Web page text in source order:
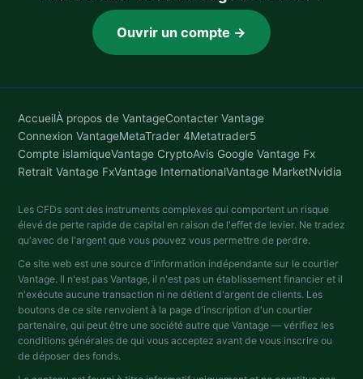
Ouvrir un compte →
AccueilÀ propos de VantageContacter Vantage
Connexion VantageMetaTrader 4Metatrader5
Compte islamiqueVantage CryptoAvis Google Vantage Fx
Retrait Vantage FxVantage InternationalVantage MarketNvidia
Les CFDs sont des instruments complexes qui comportent un risque
élevé de perte rapide de capital en raison de l'effet de levier. Ne tradez
qu'avec de l'argent que vous pouvez vous permettre de perdre.
Ce site web est une source d'information indépendante sur le courtier
Vantage. Il n'est pas Vantage, il n'est pas un établissement financier et il
n'exécute aucune transaction ni ne détient d'argent de clients. Les
boutons de ce site renvoient à la page d'inscription d'un courtier
partenaire, qui peut être une société autre que Vantage — vérifiez les
conditions générales de qui vous acceptez avant de vous inscrire ou
de déposer des fonds.